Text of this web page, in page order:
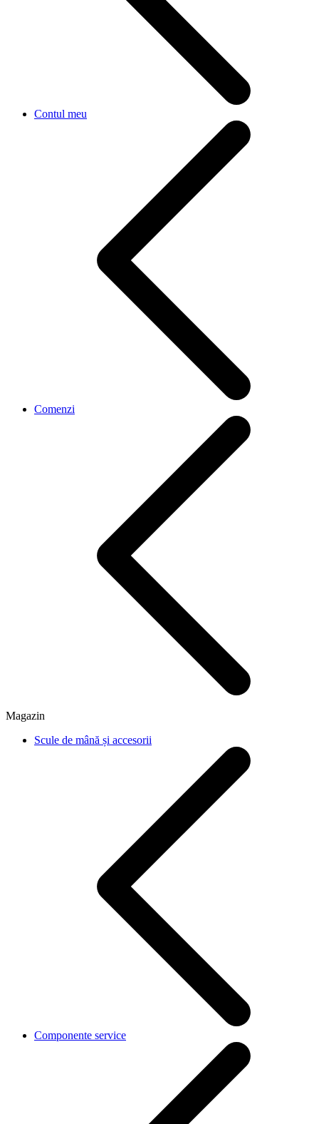
Contul meu
Comenzi
Magazin
Scule de mână și accesorii
Componente service